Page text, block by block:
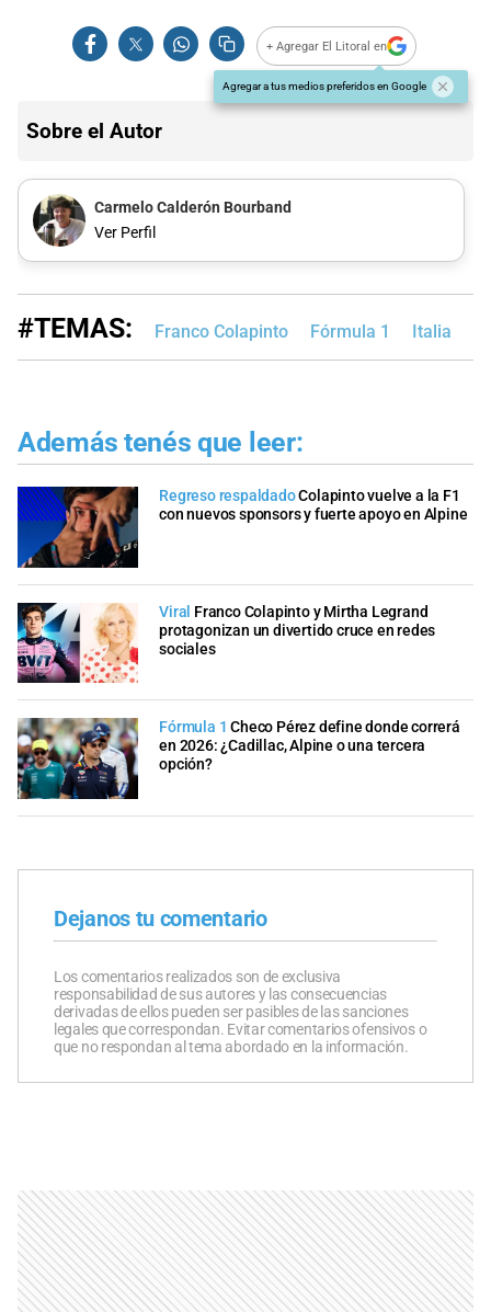
+ Agregar El Litoral en
Agregar a tus medios preferidos en Google
Sobre el Autor
Carmelo Calderón Bourband
Ver Perfil
#TEMAS: Franco Colapinto Fórmula 1 Italia
Además tenés que leer:
Regreso respaldadoColapinto vuelve a la F1
con nuevos sponsors y fuerte apoyo en Alpine
Viral Franco Colapinto y Mirtha Legrand
protagonizan un divertido cruce en redes
sociales
Fórmula 1 Checo Pérez define donde correrá
en 2026: ¿Cadillac, Alpine o una tercera
opción?
Dejanos tu comentario
Los comentarios realizados son de exclusiva
responsabilidad de sus autores y las consecuencias
derivadas de ellos pueden ser pasibles de las sanciones
legales que correspondan. Evitar comentarios ofensivos o
que no respondan al tema abordado en la información.